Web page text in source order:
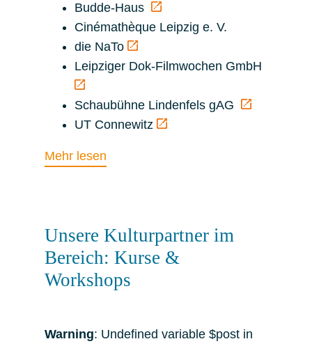
Budde-Haus
Cinémathèque Leipzig e. V.
die NaTo
Leipziger Dok-Filmwochen GmbH
Schaubühne Lindenfels gAG
UT Connewitz
Mehr lesen
Unsere Kulturpartner im
Bereich: Kurse &
Workshops
Warning: Undefined variable $post in